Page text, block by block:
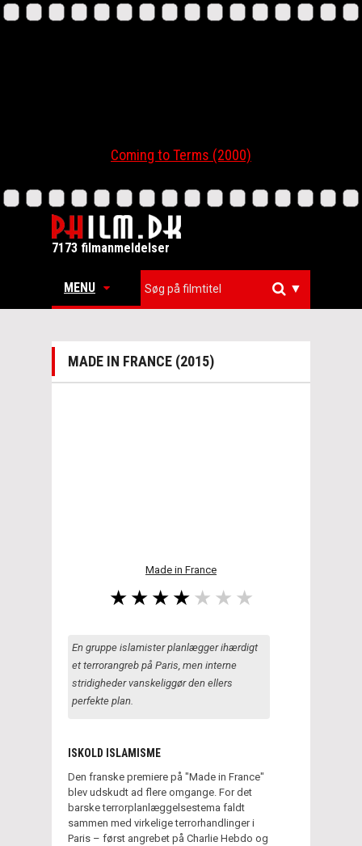
Coming to Terms (2000)
7173 filmanmeldelser
MENU ▼
MADE IN FRANCE (2015)
Made in France
En gruppe islamister planlægger ihærdigt
et terrorangreb på Paris, men interne
stridigheder vanskeliggør den ellers
perfekte plan.
ISKOLD ISLAMISME
Den franske premiere på "Made in France"
blev udskudt ad flere omgange. For det
barske terrorplanlæggelsestema faldt
sammen med virkelige terrorhandlinger i
Paris – først angrebet på Charlie Hebdo og